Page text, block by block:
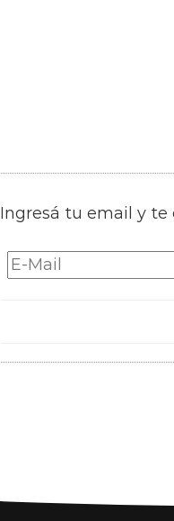
Ingresá tu email y te